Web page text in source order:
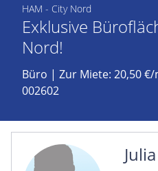
HAM - City Nord
Exklusive
Nord!
Büro | Zur Miete: 20,50 €/
002602